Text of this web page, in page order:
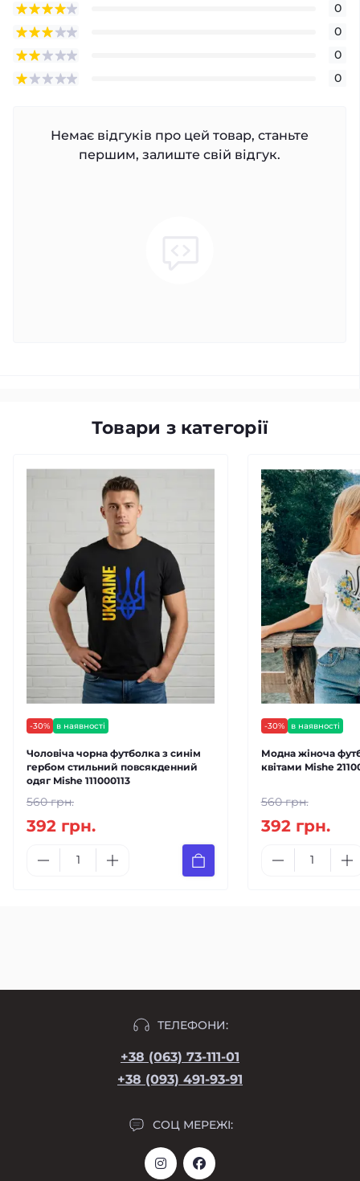
0
0
0
0
Немає відгуків про цей товар, станьте
першим, залиште свій відгук.
Товари з категорії
-30% в наявності
Чоловіча чорна футболка з синім
гербом стильний повсякденний
одяг Mishe 111000113
560 грн.
392 грн.
-30% в наявності
Модна жіноча
квітами Mishe
560 грн.
392 грн.
ТЕЛЕФОНИ:
+38 (063) 73-111-01
+38 (093) 491-93-91
СОЦ МЕРЕЖІ: